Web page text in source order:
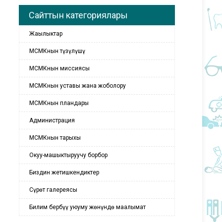
Сайттын категориялары
Жаңылыктар
МСМКнын түзүлүшү
МСМКнын миссиясы
МСМКнын уставы жана жоболору
МСМКнын пландары
Администрация
МСМКнын тарыхы
Окуу-машыктыруучу борбор
Биздин жетишкендиктер
Сүрөт галереясы
Билим бербүү уюуму жөнүндө маалымат